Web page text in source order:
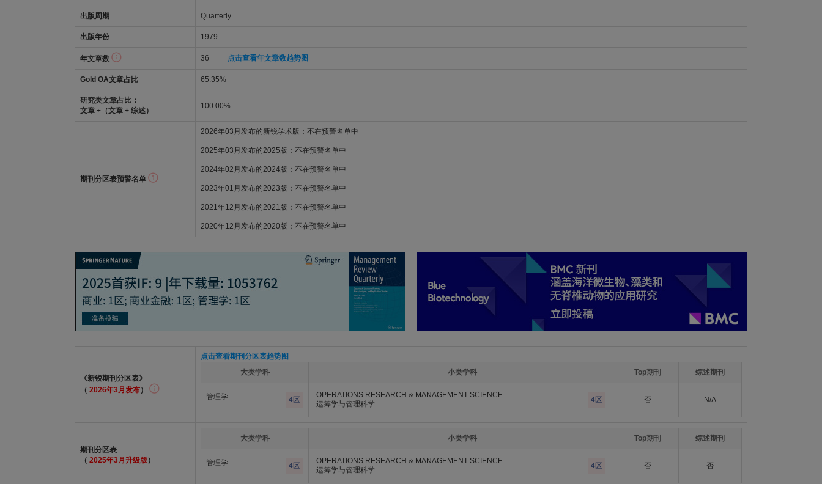
出版周期 Quarterly
出版年份 1979
年文章数 36 点击查看年文章数趋势图
Gold OA文章占比 65.35%
研究类文章占比：
文章 ÷（文章 + 综述）
100.00%
期刊分区表预警名单
2026年03月发布的新锐学术版：不在预警名单中
2025年03月发布的2025版：不在预警名单中
2024年02月发布的2024版：不在预警名单中
2023年01月发布的2023版：不在预警名单中
2021年12月发布的2021版：不在预警名单中
2020年12月发布的2020版：不在预警名单中
《新锐期刊分区表》
（ 2026年3月发布）
点击查看期刊分区表趋势图
大类学科
小类学科 Top期刊 综述期刊
管理学 4区
OPERATIONS RESEARCH & MANAGEMENT SCIENCE
运筹学与管理科学
4区 否 N/A
期刊分区表
（ 2025年3月升级版 ）
大类学科 小类学科 Top期刊 综述期刊
管理学 4区
OPERATIONS RESEARCH & MANAGEMENT SCIENCE
运筹学与管理科学
4区 否 否